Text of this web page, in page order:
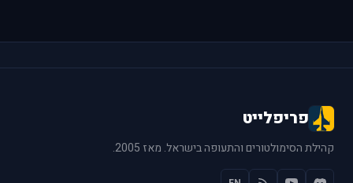
פריפלייט
קהילת הסימולטורים והתעופה בישראל. מאז 2005.